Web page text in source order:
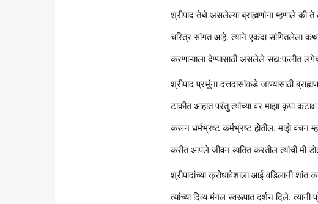
श्रीपाद तेथे असलेल्या ब्राह्मणांना म्हणाले की
चरित्र सांगत आहे. त्याने एकदा सांगितलेला
करणाऱ्याला देण्यासाठी असलेले सद्य:फलीत
श्रीपाद प्रभूंना दत्तदासांकडे जाण्यासाठी
टाकीत आहात परंतु त्यांच्या वर माझा कृपा
करून धर्मभ्रष्ट कर्मभ्रष्ट होतील. माझे वचन
करीत आपले जीवन व्यतित करतील त्यांची मी
श्रीपादांच्या क्रोधावेशाला आई वडिलानी
त्यांच्या दिव्य मंगल स्वरूपात दर्शन दिले.